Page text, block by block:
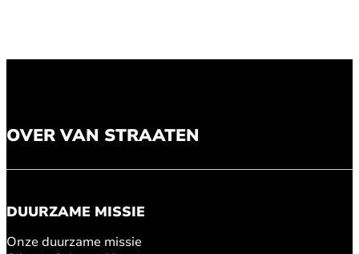
OVER VAN STRAATEN
DUURZAME MISSIE
Onze duurzame missie